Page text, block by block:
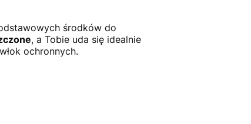
środków do
, a Tobie uda się idealnie
ochronnych.